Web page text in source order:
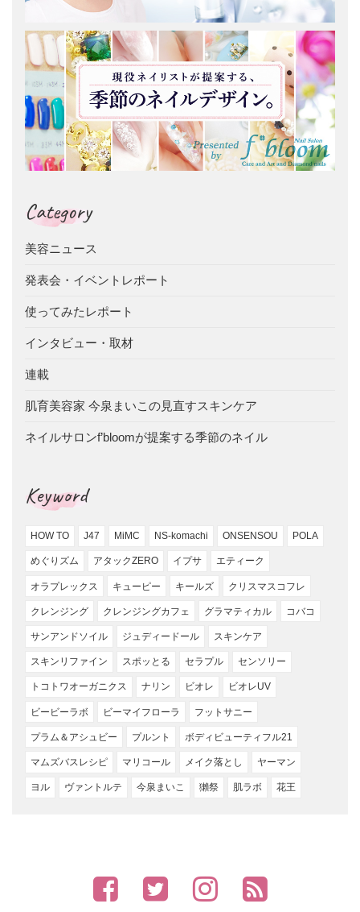
Category
美容ニュース
発表会・イベントレポート
使ってみたレポート
インタビュー・取材
連載
肌育美容家 今泉まいこの見直すスキンケア
ネイルサロンf’bloomが提案する季節のネイル
Keyword
HOW TO J47 MiMC NS-komachi ONSENSOU POLA
めぐりズム アタックZERO イプサ エティーク
オラプレックス キューピー キールズ クリスマスコフレ
クレンジング クレンジングカフェ グラマティカル コバコ
サンアンドソイル ジュディードール スキンケア
スキンリファイン スポッとる セラプル センソリー
トコトワオーガニクス ナリン ビオレ ビオレUV
ビービーラボ ビーマイフローラ フットサニー
プラム＆アシュビー プルント ボディビューティフル21
マムズバスレシピ マリコール メイク落とし ヤーマン
ヨル ヴァントルテ 今泉まいこ 獺祭 肌ラボ 花王